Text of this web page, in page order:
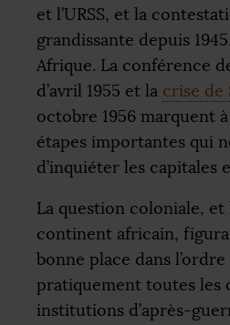
et l’URSS, et la
grandissante depuis
Afrique. La conférence
d’avril 1955 et la crise de
octobre 1956 marquent
étapes importantes qui
d’inquiéter les capitales
La question coloniale, et
continent africain,
bonne place dans
pratiquement toutes les
institutions d’après-